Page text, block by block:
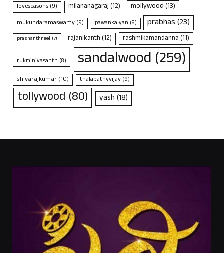
loveseasons (9) milananagaraj(12) mollywood(13)
mukundaramaswamy (9) pawankalyan (8) prabhas(23)
prashanthneel (7) rajanikanth(12) rashmikamandanna(11)
rukminivasanth (8) sandalwood (259)
shivarajkumar(10) thalapathyvijay(9)
tollywood (80) yash(18)